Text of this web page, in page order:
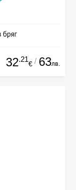
бряг
32.21
€ / 63лв.